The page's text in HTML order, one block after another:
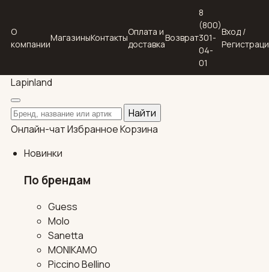
О
компании
МагазиныКонтакты
Оплата и
доставка
Возврат
8
(800)
301-
04-
01
Вход /
Lapinland
Поиск по каталогу
Найти
Онлайн-чатИзбранноеКорзина
Новинки
По брендам
Guess
Molo
Sanetta
MONIKAMO
Piccino Bellino